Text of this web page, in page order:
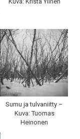
Sumu ja tulvaniitty –
Kuva: Tuomas
Heinonen